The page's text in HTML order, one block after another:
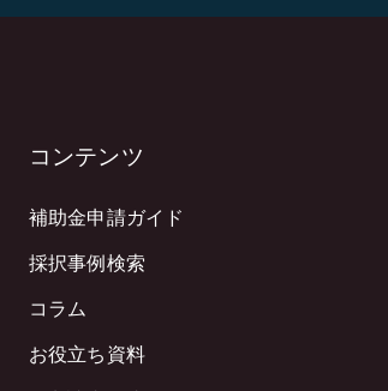
コンテンツ
補助金申請ガイド
採択事例検索
コラム
お役立ち資料